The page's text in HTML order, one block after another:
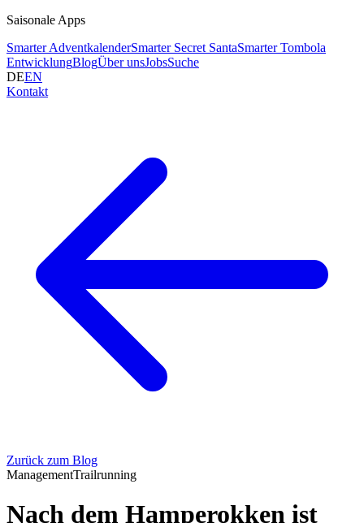
Saisonale Apps
Smarter AdventkalenderSmarter Secret SantaSmarter Tombola
EntwicklungBlogÜber unsJobsSuche
DEEN
Kontakt
Zurück zum Blog
ManagementTrailrunning
Nach dem Hamperokken ist